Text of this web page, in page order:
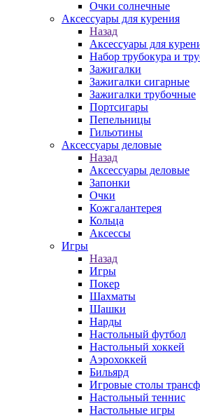
Очки солнечные
Аксессуары для курения
Назад
Аксессуары для
Набор трубокура и
Зажигалки
Зажигалки сигарные
Зажигалки трубочные
Портсигары
Пепельницы
Гильотины
Аксессуары деловые
Назад
Аксессуары деловые
Запонки
Очки
Кожгалантерея
Кольца
Аксессы
Игры
Назад
Игры
Покер
Шахматы
Шашки
Нарды
Настольный футбол
Настольный хоккей
Аэрохоккей
Бильярд
Игровые столы
Настольный теннис
Настольные игры